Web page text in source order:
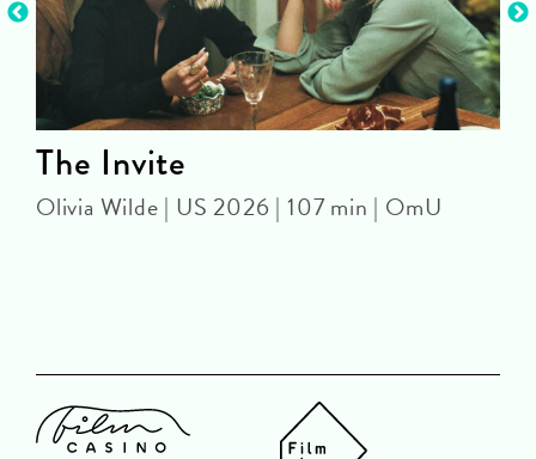
The Invite
Olivia Wilde | US 2026 | 107 min | OmU